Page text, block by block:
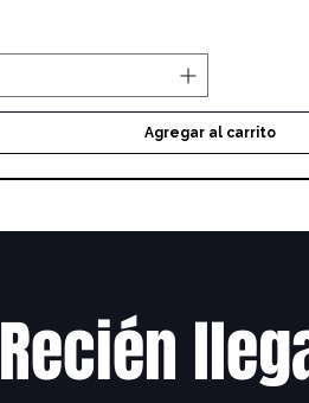
Agregar al carrito
Recién